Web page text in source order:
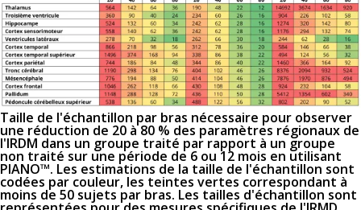
Taille de l'échantillon par bras nécessaire pour observer
une réduction de 20 à 80 % des paramètres régionaux de
l'IRDM dans un groupe traité par rapport à un groupe
non traité sur une période de 6 ou 12 mois en utilisant
PIANO™. Les estimations de la taille de l'échantillon sont
codées par couleur, les teintes vertes correspondant à
moins de 50 sujets par bras. Les tailles d'échantillon sont